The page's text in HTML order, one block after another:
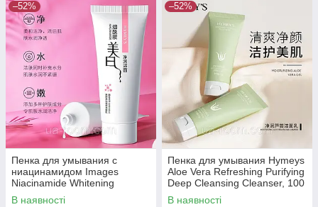
–52%
Пенка для умывания с
ниацинамидом Images
Niacinamide Whitening
Cleanser, 100 г.
В наявності
–52%
Пенка для умывания Hymeys
Aloe Vera Refreshing Purifying
Deep Cleansing Cleanser, 100
г.
В наявності